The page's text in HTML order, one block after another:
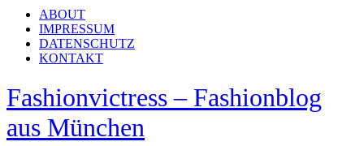
ABOUT
IMPRESSUM
DATENSCHUTZ
KONTAKT
Fashionvictress – Fashionblog
aus München